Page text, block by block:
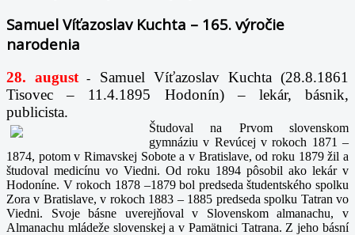
Samuel Víťazoslav Kuchta – 165. výročie
narodenia
28. august -
Samuel Víťazoslav Kuchta (28.8.1861
Tisovec – 11.4.1895 Hodonín) – lekár, básnik,
publicista.
Študoval na Prvom slovenskom
gymnáziu v Revúcej v rokoch 1871 –
1874, potom v Rimavskej Sobote a v Bratislave, od roku 1879 žil a
študoval medicínu vo Viedni. Od roku 1894 pôsobil ako lekár v
Hodoníne. V rokoch 1878 –1879 bol predseda študentského spolku
Zora v Bratislave, v rokoch 1883 – 1885 predseda spolku Tatran vo
Viedni. Svoje básne uverejňoval v Slovenskom almanachu, v
Almanachu mládeže slovenskej a v Pamätnici Tatrana. Z jeho básní